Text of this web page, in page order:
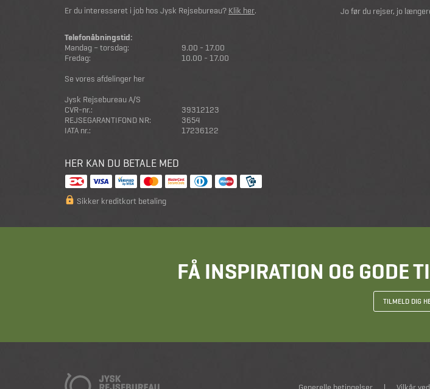
Er du interesseret i job hos Jysk Rejsebureau? Klik her.
Telefonåbningstid:
Mandag – torsdag:
9.00 - 17.00
Fredag:
10.00 - 17.00
Se vores afdelinger her
Jysk Rejsebureau A/S
CVR-nr.:
39312123
REJSEGARANTIFOND NR:
3654
IATA nr.:
17236122
HER KAN DU BETALE MED
Sikker kreditkort betaling
Jo før du rejser, jo
FÅ INSPIRATION OG GODE
TILMELD DIG